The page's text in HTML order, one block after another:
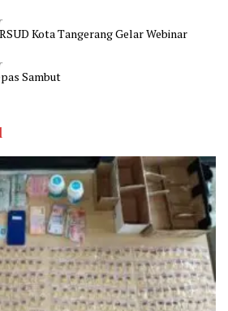
Kota Tangerang Gelar Webinar
Sambut